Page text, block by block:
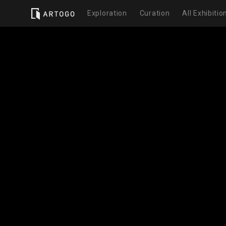
Exploration Curation All